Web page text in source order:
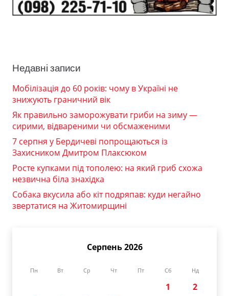
Недавні записи
Мобілізація до 60 років: чому в Україні не
знижують граничний вік
Як правильно заморожувати гриби на зиму —
сирими, відвареними чи обсмаженими
7 серпня у Бердичеві попрощаються із
Захисником Дмитром Плаксюком
Росте купками під тополею: на який гриб схожа
незвична біла знахідка
Собака вкусила або кіт подряпав: куди негайно
звертатися на Житомирщині
Серпень 2026
Пн Вт Ср Чт Пт Сб Нд
1
2